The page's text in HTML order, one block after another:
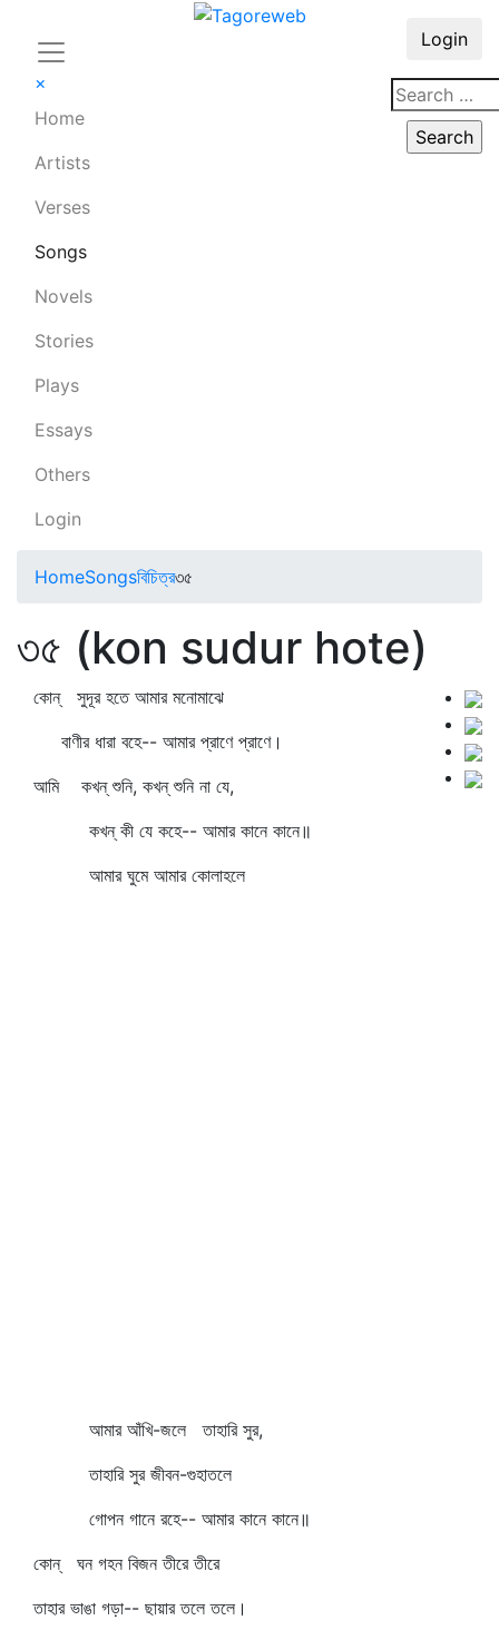
×
Home
Artists
Verses
Songs
Novels
Stories
Plays
Essays
Others
Login
Login
HomeSongsবিচিত্র৩৫
৩৫ (kon sudur hote)
কোন্‌ সুদূর হতে আমার মনোমাঝে
বাণীর ধারা বহে-- আমার প্রাণে প্রাণে।
আমি কখন্‌ শুনি, কখন্‌ শুনি না যে,
কখন্‌ কী যে কহে-- আমার কানে কানে॥
আমার ঘুমে আমার কোলাহলে
আমার আঁখি-জলে তাহারি সুর,
তাহারি সুর জীবন-গুহাতলে
গোপন গানে রহে-- আমার কানে কানে॥
কোন্‌ ঘন গহন বিজন তীরে তীরে
তাহার ভাঙা গড়া-- ছায়ার তলে তলে।